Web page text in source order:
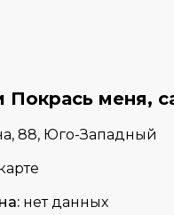
Покрась меня,
88, Юго-Западный
нет данных